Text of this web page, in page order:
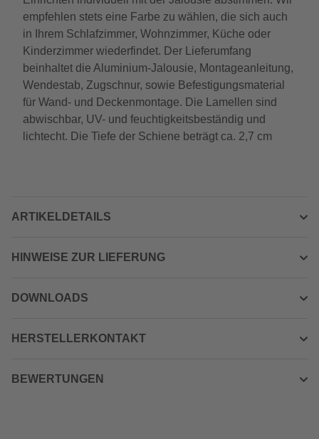
empfehlen stets eine Farbe zu wählen, die sich auch
in Ihrem Schlafzimmer, Wohnzimmer, Küche oder
Kinderzimmer wiederfindet. Der Lieferumfang
beinhaltet die Aluminium-Jalousie, Montageanleitung,
Wendestab, Zugschnur, sowie Befestigungsmaterial
für Wand- und Deckenmontage. Die Lamellen sind
abwischbar, UV- und feuchtigkeitsbeständig und
lichtecht. Die Tiefe der Schiene beträgt ca. 2,7 cm
ARTIKELDETAILS
HINWEISE ZUR LIEFERUNG
DOWNLOADS
HERSTELLERKONTAKT
BEWERTUNGEN